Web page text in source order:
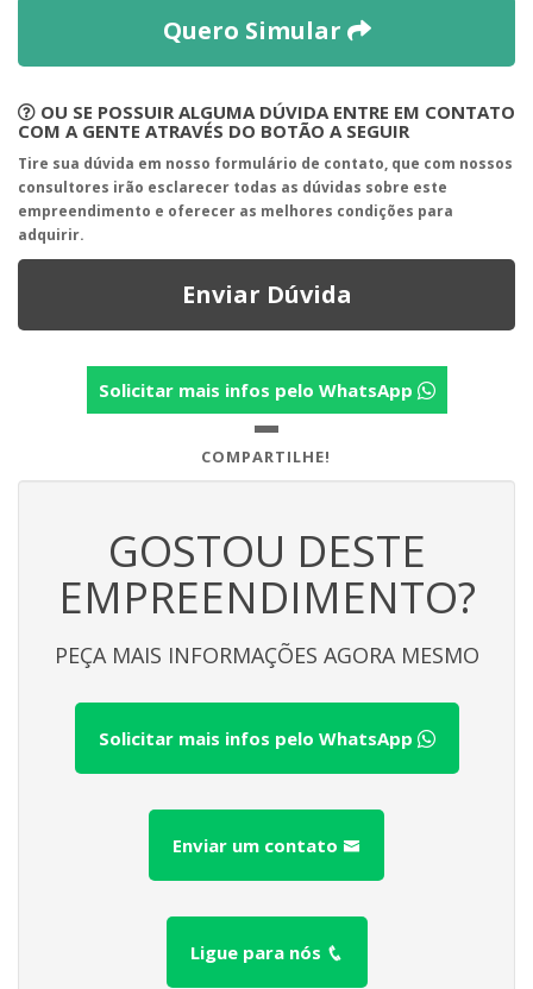
Quero Simular
OU SE POSSUIR ALGUMA DÚVIDA ENTRE EM CONTATO
COM A GENTE ATRAVÉS DO BOTÃO A SEGUIR
Tire sua dúvida em nosso formulário de contato, que com nossos
consultores irão esclarecer todas as dúvidas sobre este
empreendimento e oferecer as melhores condições para
adquirir.
Enviar Dúvida
Solicitar mais infos pelo WhatsApp
COMPARTILHE!
GOSTOU DESTE
EMPREENDIMENTO?
PEÇA MAIS INFORMAÇÕES AGORA MESMO
Solicitar mais infos pelo WhatsApp
Enviar um contato
Ligue para nós